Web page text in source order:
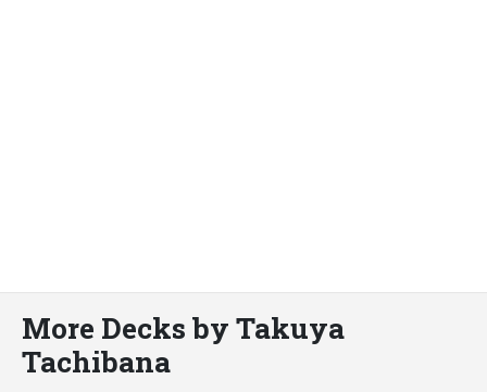
More Decks by Takuya
Tachibana